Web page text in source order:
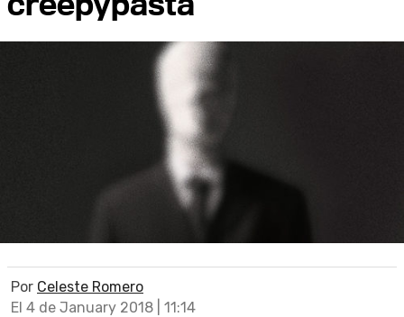
Por Celeste Romero
El 4 de January 2018 | 11:14